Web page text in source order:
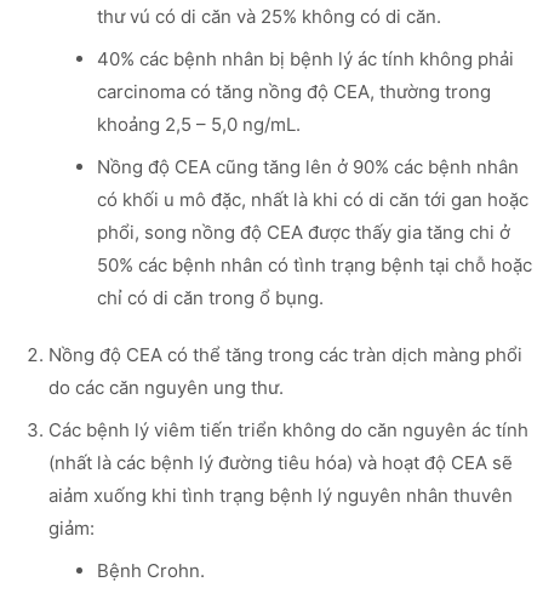
thư vú có di căn và 25% không có di căn.
40% các bệnh nhân bị bệnh lý ác tính không phải
carcinoma có tăng nồng độ CEA, thường trong
khoảng 2,5 – 5,0 ng/mL.
Nồng độ CEA cũng tăng lên ở 90% các bệnh nhân
có khối u mô đặc, nhất là khi có di căn tới gan hoặc
phổi, song nồng độ CEA được thấy gia tăng chi ở
50% các bệnh nhân có tình trạng bệnh tại chỗ hoặc
chỉ có di căn trong ổ bụng.
Nồng độ CEA có thể tăng trong các tràn dịch màng phổi
do các căn nguyên ung thư.
Các bệnh lý viêm tiến triển không do căn nguyên ác tính
(nhất là các bệnh lý đường tiêu hóa) và hoạt độ CEA sẽ
aiảm xuống khi tình trạng bệnh lý nguyên nhân thuvên
giảm:
Bệnh Crohn.